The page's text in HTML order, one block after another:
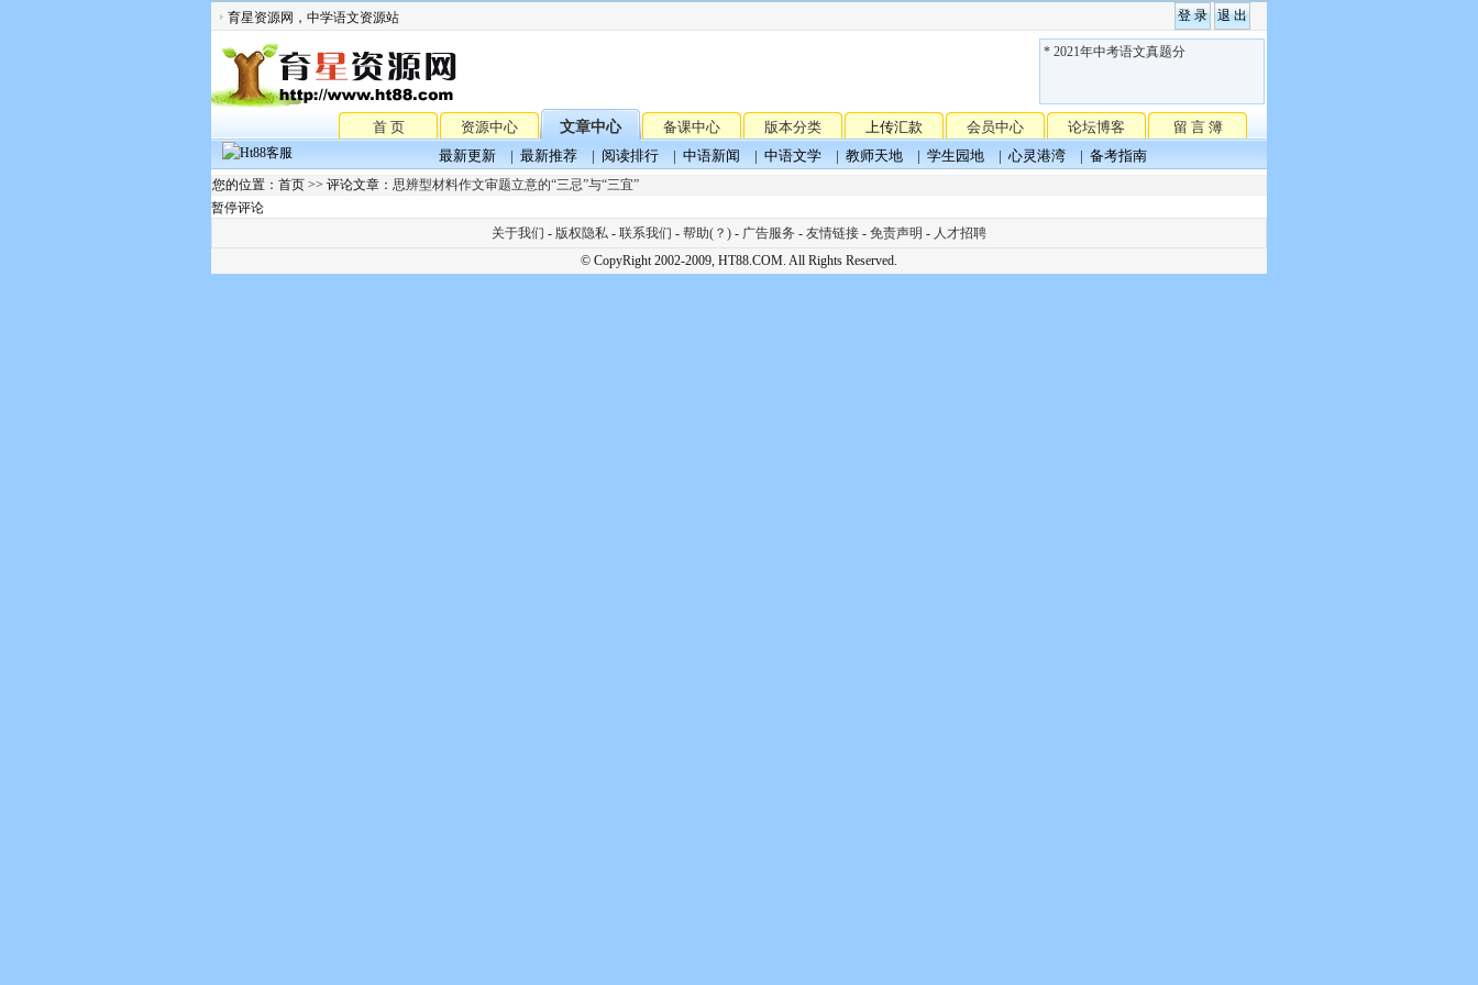
育星资源网，中学语文资源站
* 2021年中考语文真题分
首 页 资源中心 文章中心 备课中心 版本分类 上传汇款 会员中心 论坛博客
留 言 簿
最新更新| 最新推荐| 阅读排行| 中语新闻 | 中语文学| 教师天地| 学生园地| 心灵港湾| 备考指南
您的位置：首页 >> 评论文章： 思辨型材料作文审题立意的“三忌”与“三宜”
暂停评论
关于我们 - 版权隐私 - 联系我们 - 帮助(？) - 广告服务 - 友情链接 - 免责声明 - 人才招聘
© CopyRight 2002-2009, HT88.COM. All Rights Reserved.